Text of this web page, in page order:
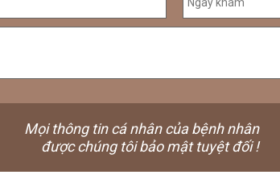
Mọi thông tin cá nhân của bệnh nhân
được chúng tôi bảo mật tuyệt đối !